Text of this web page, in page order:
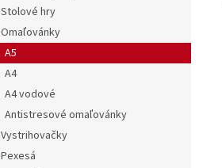
Stolové hry
Omaľovánky
A5
A4
A4 vodové
Antistresové omaľovánky
Vystrihovačky
Pexesá